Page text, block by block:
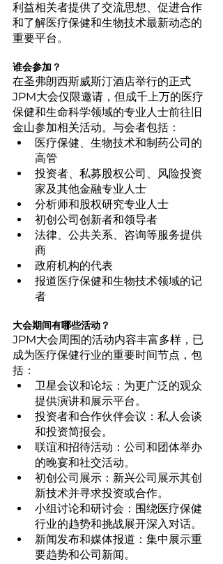
利益相关者提供了交流思想、促进合作
和了解医疗保健和生物技术最新动态的
重要平台。
谁会参加？
在圣弗朗西斯威斯汀酒店举行的正式
JPM大会仅限邀请，但成千上万的医疗
保健和生命科学领域的专业人士前往旧
金山参加相关活动。与会者包括：
医疗保健、生物技术和制药公司的
高管
投资者、私募股权公司、风险投资
家及其他金融专业人士
分析师和股权研究专业人士
初创公司创新者和领导者
法律、公共关系、咨询等服务提供
商
政府机构的代表
报道医疗保健和生物技术领域的记
者
大会期间有哪些活动？
JPM大会周围的活动内容丰富多样，已
成为医疗保健行业的重要时间节点，包
括：
卫星会议和论坛：为更广泛的观众
提供演讲和展示平台。
投资者和合作伙伴会议：私人会谈
和投资简报会。
联谊和招待活动：公司和团体举办
的晚宴和社交活动。
初创公司展示：新兴公司展示其创
新技术并寻求投资或合作。
小组讨论和研讨会：围绕医疗保健
行业的趋势和挑战展开深入对话。
新闻发布和媒体报道：集中展示重
要趋势和公司新闻。